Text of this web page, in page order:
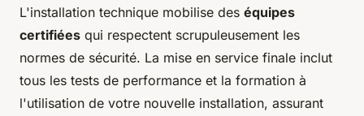
L'installation technique mobilise des équipes
certifiées qui respectent scrupuleusement les
normes de sécurité. La mise en service finale inclut
tous les tests de performance et la formation à
l'utilisation de votre nouvelle installation, assurant